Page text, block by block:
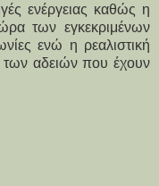
ενέργειας καθώς η
των εγκεκριμένων
ενώ η ρεαλιστική
των αδειών που έχουν